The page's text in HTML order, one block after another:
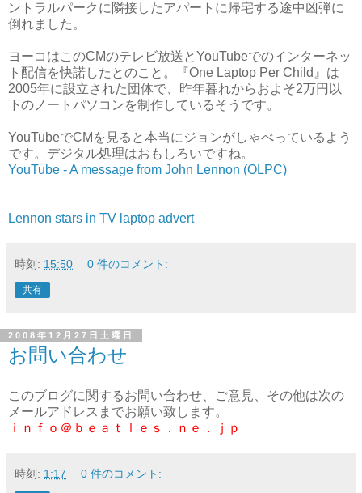
ントラルパークに隣接したアパートに帰宅する途中凶弾に
倒れました。
ヨーコはこのCMのテレビ放送とYouTubeでのインターネッ
ト配信を快諾したとのこと。『One Laptop Per Child』は
2005年に設立された団体で、昨年暮れからおよそ2万円以
下のノートパソコンを制作しているそうです。
YouTubeでCMを見ると本当にジョンがしゃべっているよう
です。デジタル処理はおもしろいですね。
YouTube - A message from John Lennon (OLPC)
Lennon stars in TV laptop advert
時刻: 15:50 0 件のコメント:
共有
2008年12月27日土曜日
お問い合わせ
このブログに関するお問い合わせ、ご意見、その他は次の
メールアドレスまでお願い致します。
ｉｎｆｏ＠ｂｅａｔｌｅｓ．ｎｅ．ｊｐ
時刻: 1:17 0 件のコメント: